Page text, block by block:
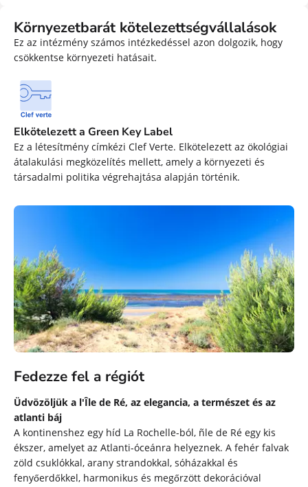
Környezetbarát kötelezettségvállalások
Ez az intézmény számos intézkedéssel azon dolgozik, hogy
csökkentse környezeti hatásait.
Elkötelezett a Green Key Label
Ez a létesítmény címkézi Clef Verte. Elkötelezett az ökológiai
átalakulási megközelítés mellett, amely a környezeti és
társadalmi politika végrehajtása alapján történik.
Fedezze fel a régiót
Üdvözöljük a l'Île de Ré, az elegancia, a természet és az
atlanti báj
A kontinenshez egy híd La Rochelle-ból, ñle de Ré egy kis
ékszer, amelyet az Atlanti-óceánra helyeznek. A fehér falvak
zöld csuklókkal, arany strandokkal, sóházakkal és
fenyőerdőkkel, harmonikus és megőrzött dekorációval